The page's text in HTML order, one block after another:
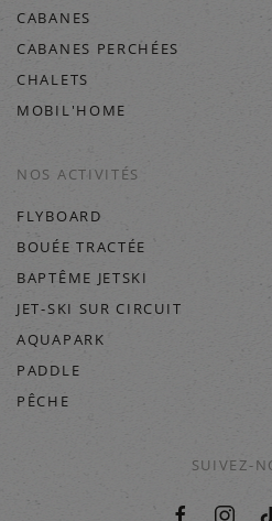
CABANES
CABANES PERCHÉES
CHALETS
MOBIL'HOME
NOS ACTIVITÉS
FLYBOARD
BOUÉE TRACTÉE
BAPTÊME JETSKI
JET-SKI SUR CIRCUIT
AQUAPARK
PADDLE
PÊCHE
SUIVEZ-